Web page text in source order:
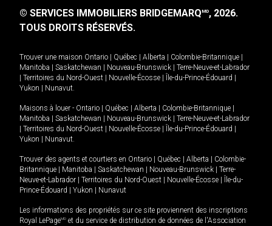
© SERVICES IMMOBILIERS BRIDGEMARQMD, 2026.
TOUS DROITS RÉSERVÉS.
Trouver une maison Ontario Québec Alberta Colombie-Britannique
Manitoba
Saskatchewan Nouveau-Brunswick
Terre-Neuve-et-Labrador
Territoires du Nord-Ouest Nouvelle-Écosse Île-du-Prince-Édouard
Yukon
Nunavut.
Maisons à louer - Ontario Québec Alberta Colombie-Britannique
Manitoba
Saskatchewan Nouveau-Brunswick
Terre-Neuve-et-Labrador
Territoires du Nord-Ouest Nouvelle-Écosse Île-du-Prince-Édouard
Yukon
Nunavut.
Trouver des agents et courtiers en Ontario Québec Alberta
Colombie-
Britannique
Manitoba Saskatchewan Nouveau-Brunswick
Terre-
Neuve-et-Labrador
Territoires du Nord-Ouest Nouvelle-Écosse
Île-du-
Prince-Édouard
Yukon Nunavut
Les informations des propriétés sur ce site proviennent des inscriptions
Royal LePageMD et du service de distribution de données de l'Association